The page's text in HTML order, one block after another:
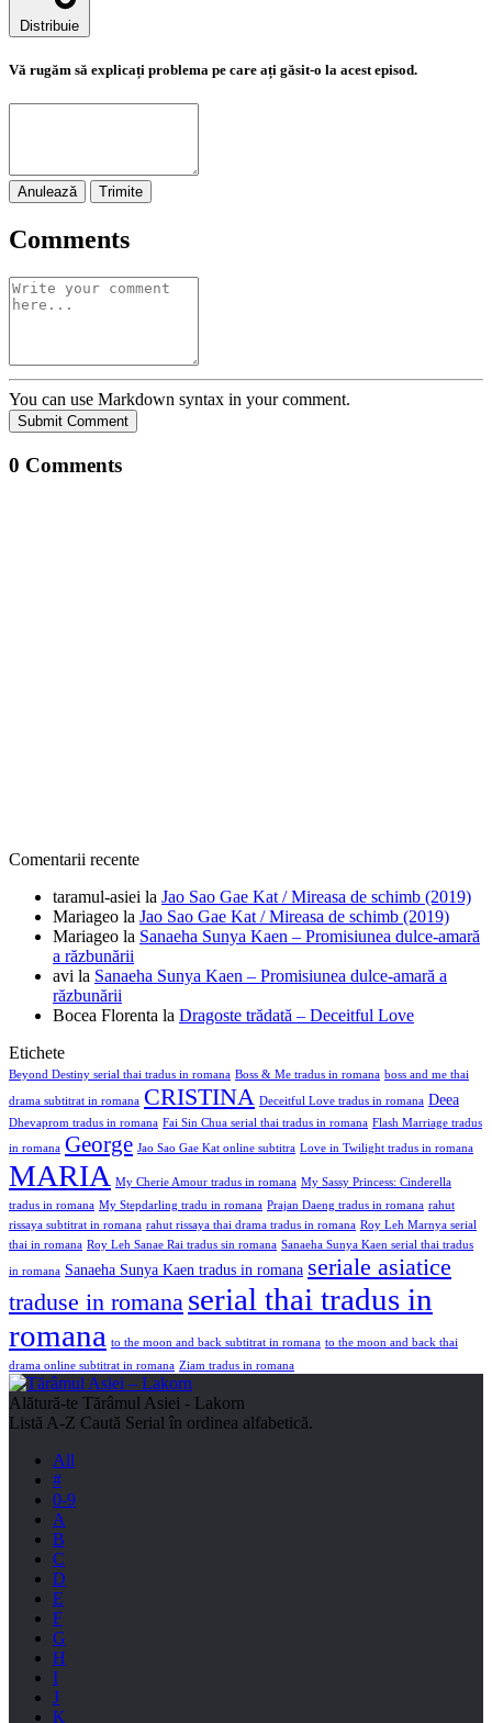
Distribuie
Vă rugăm să explicați problema pe care ați găsit-o la acest episod.
Anulează Trimite
Comments
You can use Markdown syntax in your comment.
Submit Comment
0 Comments
Comentarii recente
taramul-asiei la Jao Sao Gae Kat / Mireasa de schimb (2019)
Mariageo la Jao Sao Gae Kat / Mireasa de schimb (2019)
Mariageo la Sanaeha Sunya Kaen – Promisiunea dulce-amară
a răzbunării
avi la Sanaeha Sunya Kaen – Promisiunea dulce-amară a
răzbunării
Bocea Florenta la Dragoste trădată – Deceitful Love
Etichete
Beyond Destiny serial thai tradus in romana Boss & Me tradus in romana boss and me thai
drama subtitrat in romana CRISTINA Deceitful Love tradus in romana Deea
Dhevaprom tradus in romana Fai Sin Chua serial thai tradus in romana Flash Marriage tradus
in romana George Jao Sao Gae Kat online subtitra Love in Twilight tradus in romana
MARIA My Cherie Amour tradus in romana My Sassy Princess: Cinderella
tradus in romana My Stepdarling tradu in romana Prajan Daeng tradus in romana rahut
rissaya subtitrat in romana rahut rissaya thai drama tradus in romana Roy Leh Marnya serial
thai in romana Roy Leh Sanae Rai tradus sin romana Sanaeha Sunya Kaen serial thai tradus
in romana Sanaeha Sunya Kaen tradus in romana seriale asiatice
traduse in romana serial thai tradus in
romana to the moon and back subtitrat in romana to the moon and back thai
drama online subtitrat in romana Ziam tradus in romana
Alătură-te Tărâmul Asiei - Lakorn
Listă A-Z Caută Serial în ordinea alfabetică.
All
#
0-9
A
B
C
D
E
F
G
H
I
J
K